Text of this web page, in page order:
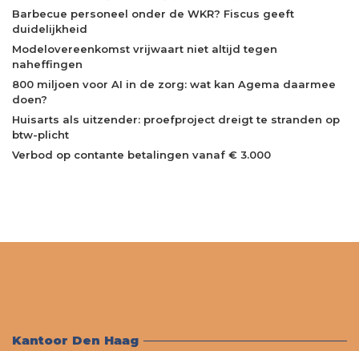
Barbecue personeel onder de WKR? Fiscus geeft
duidelijkheid
Modelovereenkomst vrijwaart niet altijd tegen
naheffingen
800 miljoen voor AI in de zorg: wat kan Agema daarmee
doen?
Huisarts als uitzender: proefproject dreigt te stranden op
btw-plicht
Verbod op contante betalingen vanaf € 3.000
Kantoor Den Haag